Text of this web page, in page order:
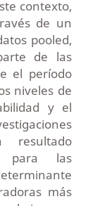
contexto,
de un
pooled,
de las
el período
niveles de
y el
resultado
para las
más